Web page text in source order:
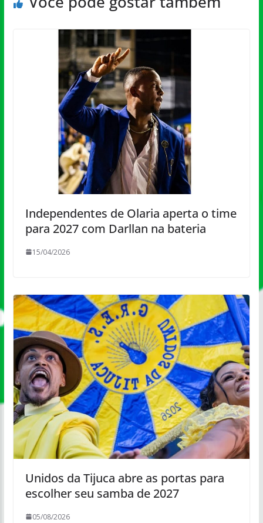
Independentes de Olaria aperta o time
para 2027 com Darllan na bateria
15/04/2026
Unidos da Tijuca abre as portas para
escolher seu samba de 2027
05/08/2026